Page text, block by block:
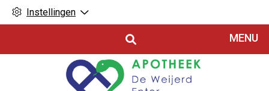
Instellingen
MENU